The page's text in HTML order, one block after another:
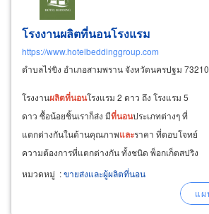
โรงงานผลิตที่นอนโรงแรม
https://www.hotelbeddinggroup.com
ตำบลไร่ขิง อำเภอสามพราน จังหวัดนครปฐม 73210
โรงงานผลิตที่นอนโรงแรม 2 ดาว ถึง โรงแรม 5
ดาว ซื้อน้อยชิ้นเราก็ส่ง มีที่นอนประเภทต่างๆ ที่
แตกต่างกันในด้านคุณภาพและราคา ที่ตอบโจทย์
ความต้องการที่แตกต่างกัน ทั้งชนิด พ็อกเก็ตสปริง
บอลเนลสปริง ยางพารา ฟองน้ำอัด เมมโมรีโฟม
สำหรับ
หมวดหมู่ :ขายส่งและผู้ผลิตที่นอน